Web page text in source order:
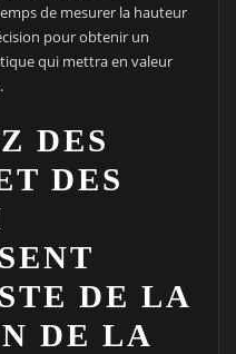
de mesurer la hauteur
pour obtenir un
qui mettra en valeur
DES
DES
DE LA
DE LA